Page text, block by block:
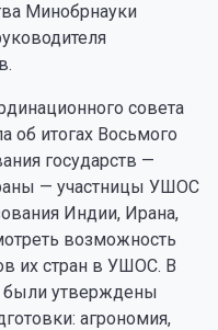
Минобрнауки
совета
итогах Восьмого
государств —
— участницы УШОС
Индии, Ирана,
возможность
их стран в УШОС. В
были утверждены
агрономия,